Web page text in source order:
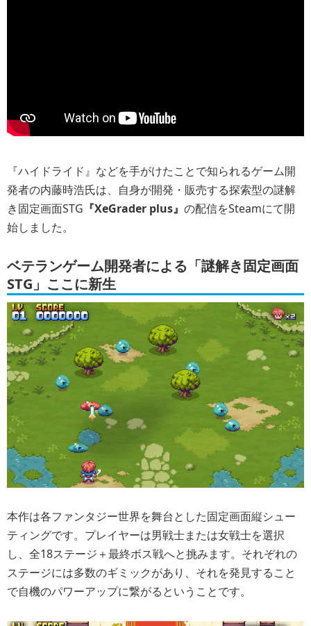
『ハイドライド』などを手がけたことで知られるゲーム開
発者の内藤時浩氏は、自身が開発・販売する探索型の謎解
き固定画面STG 『XeGrader plus』 の配信をSteamにて開
始しました。
ベテランゲーム開発者による「謎解き固定画面
STG」ここに新生
本作は各ファンタジー世界を舞台とした固定画面縦シュー
ティングです。プレイヤーは男戦士または女戦士を選択
し、全18ステージ＋最終ボス戦へと挑みます。それぞれの
ステージには多数のギミックがあり、それを発見すること
で自機のパワーアップに繋がるということです。